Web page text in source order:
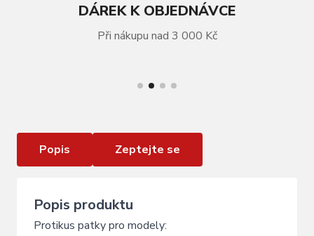
DÁREK K OBJEDNÁVCE
Při nákupu nad 3 000 Kč
Popis Zeptejte se
Popis produktu
Protikus patky pro modely: